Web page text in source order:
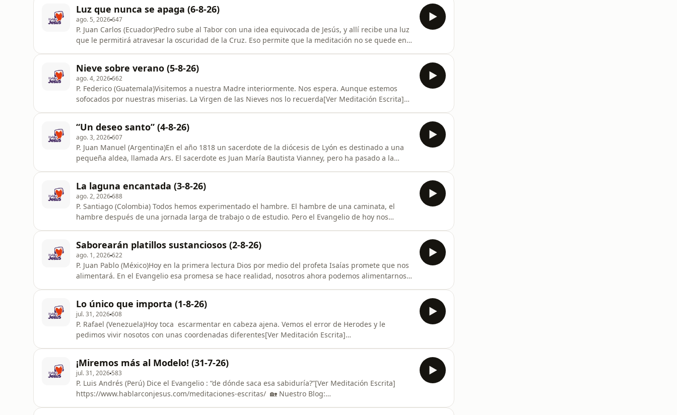
Luz que nunca se apaga (6-8-26)
ago. 5, 2026647
P. Juan Carlos (Ecuador)Pedro sube al Tabor con una idea equivocada de Jesús, y allí recibe una luz
que le permitirá atravesar la oscuridad de la Cruz. Eso permite que la meditación no se quede en
https://www.hablarconjesus.co
Nieve sobre verano (5-8-26)
ago. 4, 2026662
P. Federico (Guatemala)Visitemos a nuestra Madre interiormente. Nos espera. Aunque estemos
sofocados por nuestras miserias. La Virgen de las Nieves nos lo recuerda[Ver Meditación Escrita]
https://x.com/hablarconjesus_
“Un deseo santo” (4-8-26)
ago. 3, 2026607
P. Juan Manuel (Argentina)En el año 1818 un sacerdote de la diócesis de Lyón es destinado a una
pequeña aldea, llamada Ars. El sacerdote es Juan María Bautista Vianney, pero ha pasado a la
alegría” (San
La laguna encantada (3-8-26)
ago. 2, 2026688
P. Santiago (Colombia) Todos hemos experimentado el hambre. El hambre de una caminata, el
hambre después de una jornada larga de trabajo o de estudio. Pero el Evangelio de hoy nos
sus manos lo poco que tiene. Esta me
Saborearán platillos sustanciosos (2-8-26)
ago. 1, 2026622
P. Juan Pablo (México)Hoy en la primera lectura Dios por medio del profeta Isaías promete que nos
alimentará. En el Evangelio esa promesa se hace realidad, nosotros ahora podemos alimentarnos
https://www.hablarconjesus. / com📷 IG https://www.instagram.com/hablarconjesus/🐦X
Lo único que importa (1-8-26)
jul. 31, 2026608
P. Rafael (Venezuela)Hoy toca escarmentar en cabeza ajena. Vemos el error de Herodes y le
pedimos vivir nosotos con unas coordenadas diferentes[Ver Meditación Escrita]
https://x.com/hablarconjesus_
¡Miremos más al Modelo! (31-7-26)
jul. 31, 2026 583
P. Luis Andrés (Perú) Dice el Evangelio : “de dónde saca esa sabiduría?”[Ver Meditación Escrita]
https://www.hablarconjesus.com/meditaciones-escritas/ 🏡 Nuestro Blog: